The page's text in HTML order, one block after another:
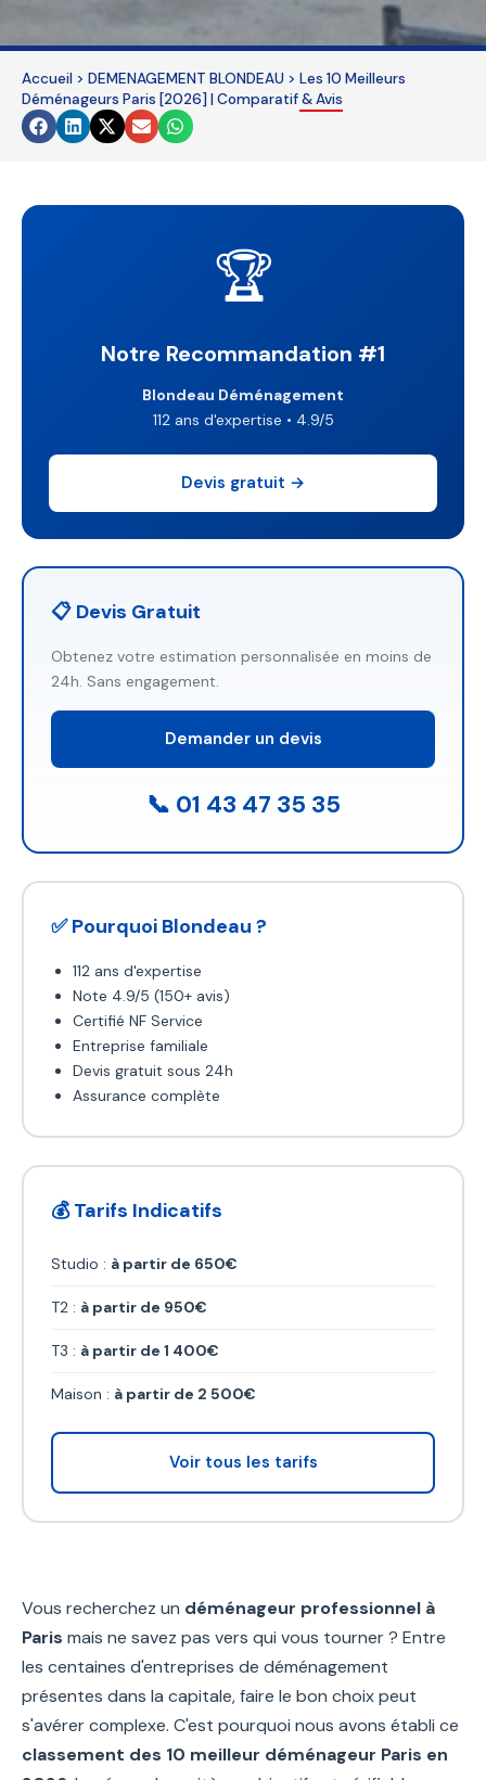
should
be
left
blank
Accueil > DEMENAGEMENT BLONDEAU > Les 10 Meilleurs
Déménageurs Paris [2026] | Comparatif & Avis
🏆
Notre Recommandation #1
Blondeau Déménagement
112 ans d'expertise • 4.9/5
Devis gratuit →
📋 Devis Gratuit
Obtenez votre estimation personnalisée en moins de
24h. Sans engagement.
Demander un devis
📞 01 43 47 35 35
✅ Pourquoi Blondeau ?
112 ans d'expertise
Note 4.9/5 (150+ avis)
Certifié NF Service
Entreprise familiale
Devis gratuit sous 24h
Assurance complète
💰 Tarifs Indicatifs
Studio : à partir de 650€
T2 : à partir de 950€
T3 : à partir de 1 400€
Maison : à partir de 2 500€
Voir tous les tarifs
Vous recherchez un déménageur professionnel à
Paris mais ne savez pas vers qui vous tourner ? Entre
les centaines d'entreprises de déménagement
présentes dans la capitale, faire le bon choix peut
s'avérer complexe. C'est pourquoi nous avons établi ce
classement des 10 meilleur déménageur Paris en